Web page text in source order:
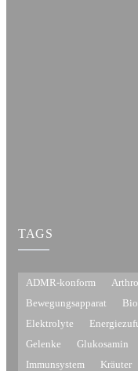
TAGS
ADMR-konform
Bewegungsapparat
Elektrolyte
Gelenke
Glukosamin
Immunsystem
Kräuter